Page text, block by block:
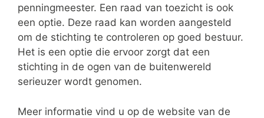
penningmeester. Een raad van toezicht is ook
een optie. Deze raad kan worden aangesteld
om de stichting te controleren op goed bestuur.
Het is een optie die ervoor zorgt dat een
stichting in de ogen van de buitenwereld
serieuzer wordt genomen.
Meer informatie vind u op de website van de